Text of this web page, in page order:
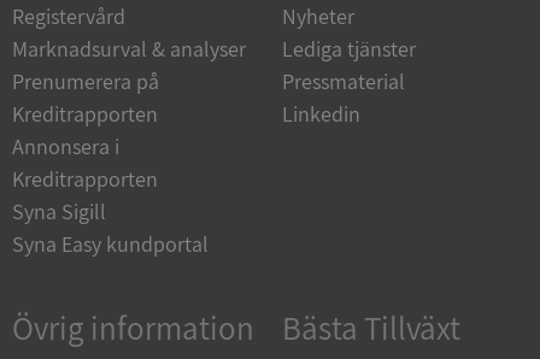
Registervård
Marknadsurval & analyser
Prenumerera på
Kreditrapporten
Annonsera i
Kreditrapporten
Syna Sigill
Syna Easy kundportal
Nyheter
Lediga tjänster
Pressmaterial
Linkedin
Övrig information Bästa Tillväxt
__RequestVerificationToken